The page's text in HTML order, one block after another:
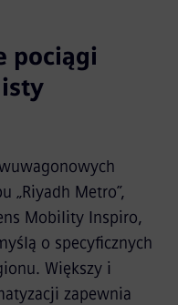
pociągi
„Riyadh Metro”,
Mobility Inspiro,
o specyficznych
Większy i
zapewnia